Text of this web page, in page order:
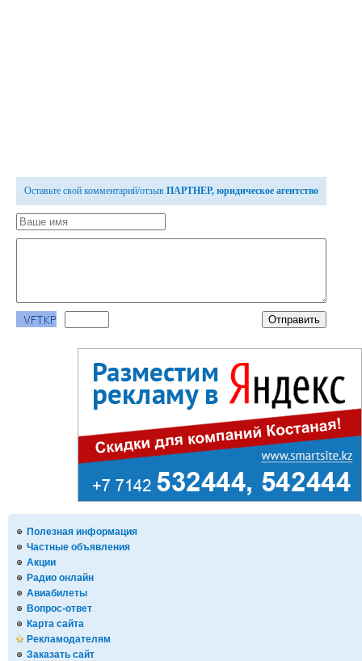
Полезная информация
Частные объявления
Акции
Радио онлайн
Авиабилеты
Вопрос-ответ
Карта сайта
Рекламодателям
Заказать сайт
Оставьте свой комментарий/отзыв ПАРТНЕР, юридическое агентство